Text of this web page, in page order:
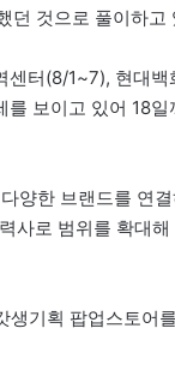
던 것으로 풀이하고
센터(8/1~7), 현대
보이고 있어 18일
양한 브랜드를 연
사로 범위를 확대
기획 팝업스토어